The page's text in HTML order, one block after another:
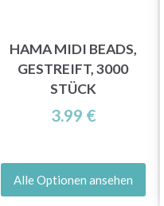
HAMA MIDI BEADS,
GESTREIFT, 3000
STÜCK
3.99 €
Alle Optionen ansehen